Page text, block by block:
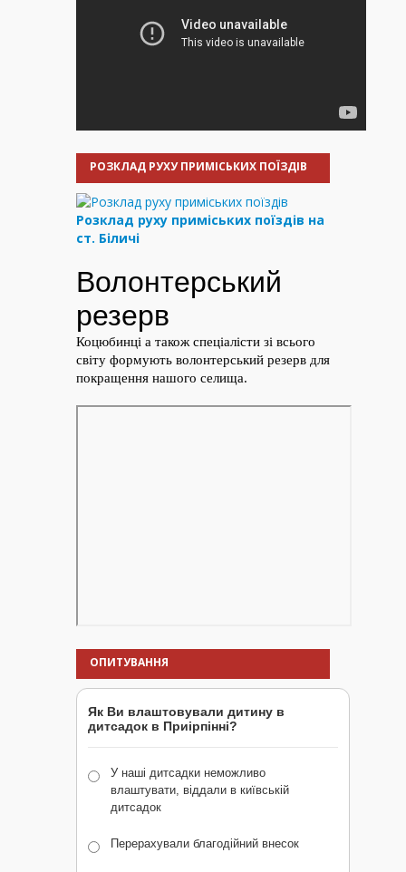
РОЗКЛАД РУХУ ПРИМІСЬКИХ ПОЇЗДІВ
Розклад руху приміських поїздів на
ст. Біличі
ОПИТУВАННЯ
Як Ви влаштовували дитину в
дитсадок в Приірпінні?
У наші дитсадки неможливо
влаштувати, віддали в київській
дитсадок
Перерахували благодійний внесок